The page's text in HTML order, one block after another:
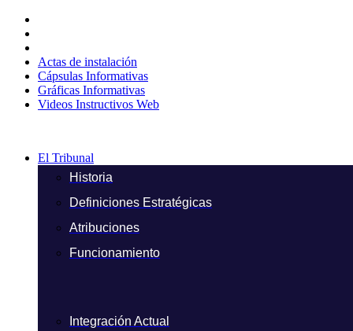
contenido
Actas de instalación
Cápsulas Informativas
Gráficas Informativas
Videos Instructivos Web
El Tribunal
Historia
Definiciones Estratégicas
Atribuciones
Funcionamiento
Integración Actual